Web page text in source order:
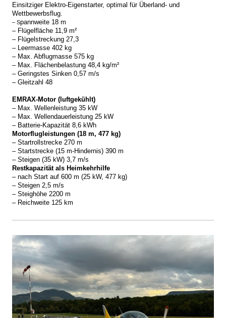
Einsitziger Elektro-Eigenstarter, optimal für Überland- und
Wettbewerbsflug.
– Spannweite 18 m
– Flügelfläche 11,9 m²
– Flügelstreckung 27,3
– Leermasse 402 kg
– Max. Abflugmasse 575 kg
– Max. Flächenbelastung 48,4 kg/m²
– Geringstes Sinken 0,57 m/s
– Gleitzahl 48
EMRAX-Motor (luftgekühlt)
– Max. Wellenleistung 35 kW
– Max. Wellendauerleistung 25 kW
– Batterie-Kapazität 8,6 kWh
Motorflugleistungen (18 m, 477 kg)
– Startrollstrecke 270 m
– Startstrecke (15 m-Hindernis) 390 m
– Steigen (35 kW) 3,7 m/s
Restkapazität als Heimkehrhilfe
– nach Start auf 600 m (25 kW, 477 kg)
– Steigen 2,5 m/s
– Steighöhe 2200 m
– Reichweite 125 km